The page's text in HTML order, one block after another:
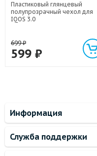
Пластиковый глянцевый
полупрозрачный чехол для
IQOS 3.0
699₽
599 ₽
Информация
Служба поддержки